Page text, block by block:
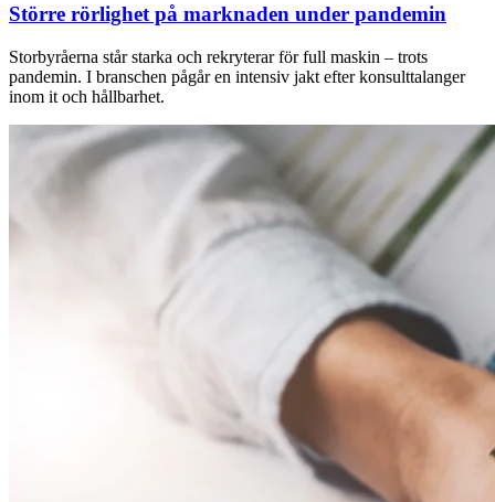
Större rörlighet på marknaden under pandemin
Storbyråerna står starka och rekryterar för full maskin – trots
pandemin. I branschen pågår en intensiv jakt efter konsulttalanger
inom it och hållbarhet.